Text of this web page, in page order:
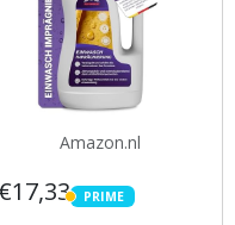
Amazon.nl
€17,33 PRIME
PRIME